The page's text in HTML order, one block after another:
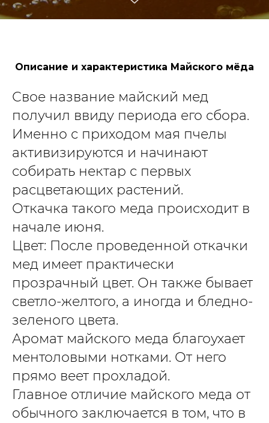
Описание и характеристика Майского мёда
Свое название майский мед
получил ввиду периода его сбора.
Именно с приходом мая пчелы
активизируются и начинают
собирать нектар с первых
расцветающих растений.
Откачка такого меда происходит в
начале июня.
Цвет: После проведенной откачки
мед имеет практически
прозрачный цвет. Он также бывает
светло-желтого, а иногда и бледно-
зеленого цвета.
Аромат майского меда благоухает
ментоловыми нотками. От него
прямо веет прохладой.
Главное отличие майского меда от
обычного заключается в том, что в